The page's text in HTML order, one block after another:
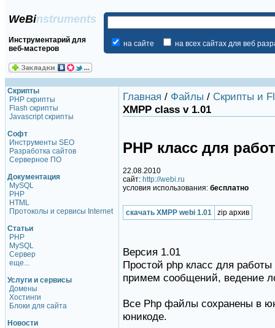
WeBinstruments
Инструментарий для
веб-мастеров
на сайте на всех сайтах для веб
Скрипты
PHP скрипты
Flash скрипты
Javascript скрипты
Софт
Инструменты SEO
Разработка сайтов
Серверное ПО
Документация
MySQL
PHP
HTML
Протоколы и сервисы Internet
Статьи
PHP
MySQL
Сервер
еще...
Услуги и сервисы
Домены
Хостинги
Блоки для сайта
Новости
Главная / Файлы / Скрипты и
XMPP class v 1.01
PHP класс для
22.08.2010
сайт: http://webi.ru
условия использования: бесплатно
скачать XMPP webi 1.01 zip архив
Версия 1.01
Простой php класс для
примем сообщений, ведение
Все Php файлы сохранены в
юникоде.